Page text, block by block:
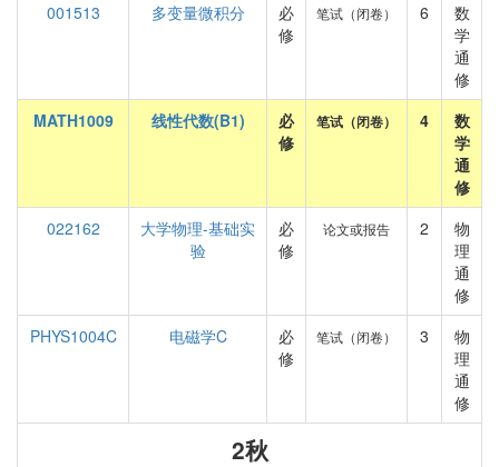
001513
多变量微积分
必
修
笔试（闭卷） 6
数
学
通
修
MATH1009
线性代数(B1)
必
修
笔试（闭卷） 4
数
学
通
修
022162
大学物理-基础实
验
必
修
论文或报告 2
物
理
通
修
PHYS1004C
电磁学C
必
修
笔试（闭卷） 3
物
理
通
修
2秋